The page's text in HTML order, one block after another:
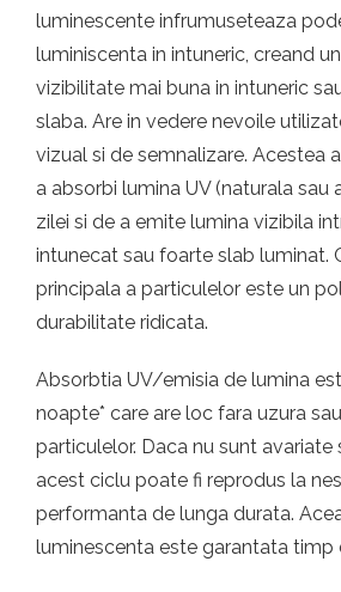
luminescente infrumuseteaza
luminiscenta in intuneric, creand
vizibilitate mai buna in intuneric
slaba. Are in vedere nevoile
vizual si de semnalizare. Acestea
a absorbi lumina UV (naturala sau
zilei si de a emite lumina vizibila
intunecat sau foarte slab luminat.
principala a particulelor este un
durabilitate ridicata.
Absorbtia UV/emisia de lumina
noapte* care are loc fara uzura
particulelor. Daca nu sunt avariate
acest ciclu poate fi reprodus la
performanta de lunga durata.
luminescenta este garantata timp